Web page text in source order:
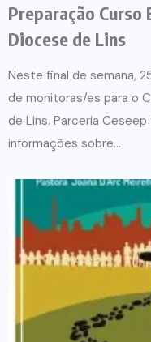
Preparação Curso
Diocese de Lins
Neste final de semana,
de monitoras/es para o
de Lins. Parceria
informações sobre...